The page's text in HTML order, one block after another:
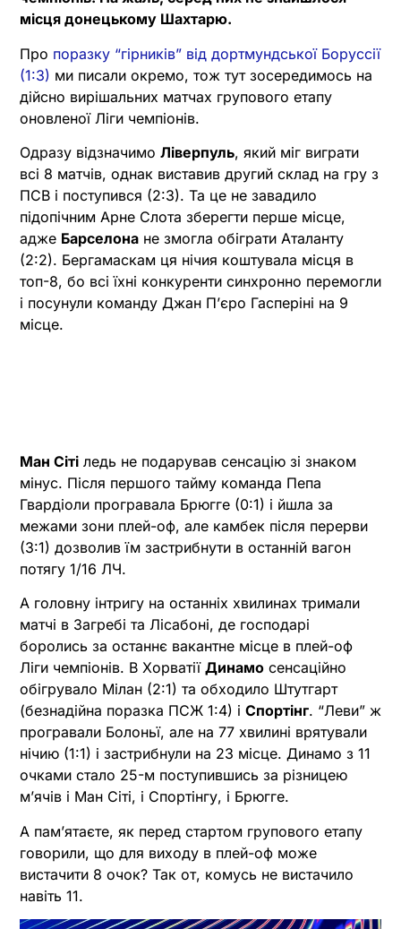
місця донецькому Шахтарю.
Про поразку “гірників” від дортмундської Боруссії
(1:3) ми писали окремо, тож тут зосередимось на
дійсно вирішальних матчах групового етапу
оновленої Ліги чемпіонів.
Одразу відзначимо Ліверпуль, який міг виграти
всі 8 матчів, однак виставив другий склад на гру з
ПСВ і поступився (2:3). Та це не завадило
підопічним Арне Слота зберегти перше місце,
адже Барселона не змогла обіграти Аталанту
(2:2). Бергамаскам ця нічия коштувала місця в
топ-8, бо всі їхні конкуренти синхронно перемогли
і посунули команду Джан Пʼєро Гасперіні на 9
місце.
Ман Сіті ледь не подарував сенсацію зі знаком
мінус. Після першого тайму команда Пепа
Гвардіоли програвала Брюгге (0:1) і йшла за
межами зони плей-оф, але камбек після перерви
(3:1) дозволив їм застрибнути в останній вагон
потягу 1/16 ЛЧ.
А головну інтригу на останніх хвилинах тримали
матчі в Загребі та Лісабоні, де господарі
боролись за останнє вакантне місце в плей-оф
Ліги чемпіонів. В Хорватії Динамо сенсаційно
обігрувало Мілан (2:1) та обходило Штутгарт
(безнадійна поразка ПСЖ 1:4) і Спортінг. “Леви” ж
програвали Болоньї, але на 77 хвилині врятували
нічию (1:1) і застрибнули на 23 місце. Динамо з 11
очками стало 25-м поступившись за різницею
мʼячів і Ман Сіті, і Спортінгу, і Брюгге.
А памʼятаєте, як перед стартом групового етапу
говорили, що для виходу в плей-оф може
вистачити 8 очок? Так от, комусь не вистачило
навіть 11.